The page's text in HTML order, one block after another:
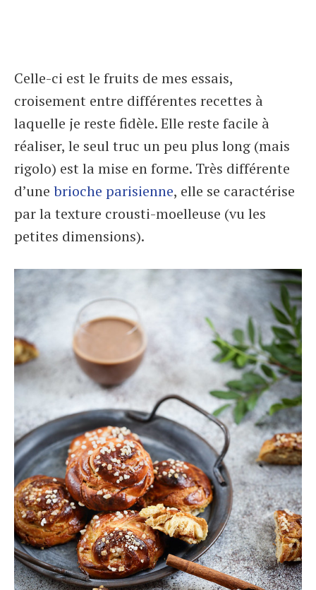
Celle-ci est le fruits de mes essais,
croisement entre différentes recettes à
laquelle je reste fidèle. Elle reste facile à
réaliser, le seul truc un peu plus long (mais
rigolo) est la mise en forme. Très différente
d’une brioche parisienne, elle se caractérise
par la texture crousti-moelleuse (vu les
petites dimensions).